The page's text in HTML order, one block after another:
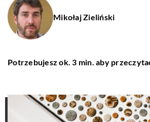
Mikołaj Zieliński
Potrzebujesz ok. 3 min. aby